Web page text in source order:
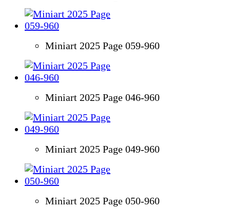
Miniart 2025 Page 059-960
Miniart 2025 Page 046-960
Miniart 2025 Page 049-960
Miniart 2025 Page 050-960